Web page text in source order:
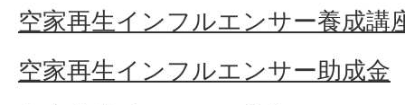
空家再生インフルエンサー養成講
空家再生インフルエンサー助成金